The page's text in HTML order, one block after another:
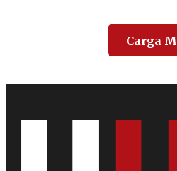
Carga